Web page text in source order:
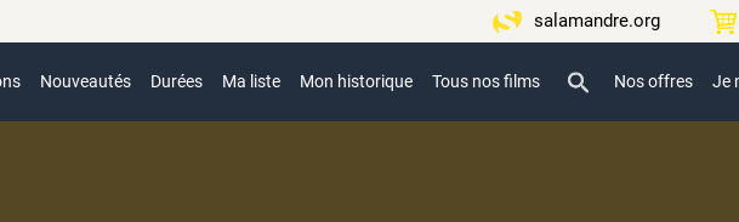
salamandre.org
Nouveautés Durées Ma liste Mon historique Tous nos films Nos offres Je